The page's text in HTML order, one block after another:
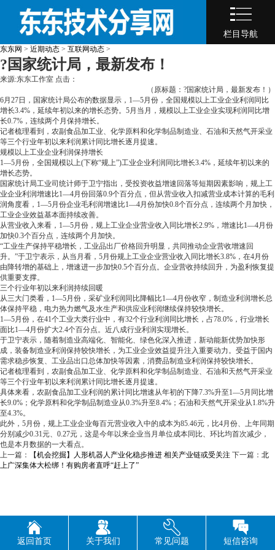
栏目导航
东东网 > 近期动态 > 互联网动态 >
?国家统计局，最新发布！
来源:东东工作室 点击：
（原标题：?国家统计局，最新发布！）
6月27日，国家统计局公布的数据显示，1—5月份，全国规模以上工业企业利润同比
增长3.4%，延续年初以来的增长态势。5月当月，规模以上工业企业实现利润同比增
长0.7%，连续两个月保持增长。
记者梳理看到，农副食品加工业、化学原料和化学制品制造业、石油和天然气开采业
等三个行业年初以来利润累计同比增长逐月提速。
规模以上工业企业利润保持增长
1—5月份，全国规模以上(下称“规上”)工业企业利润同比增长3.4%，延续年初以来的
增长态势。
国家统计局工业司统计师于卫宁指出，受投资收益增速回落等短期因素影响，规上工
业企业利润增速比1—4月份回落0.9个百分点，但从营业收入扣减营业成本计算的毛利
润角度看，1—5月份企业毛利润增速比1—4月份加快0.8个百分点，连续两个月加快，
工业企业效益基本面持续改善。
从营业收入来看，1—5月份，规上工业企业营业收入同比增长2.9%，增速比1—4月份
加快0.3个百分点，连续两个月加快。
“工业生产保持平稳增长，工业品出厂价格回升明显，共同推动企业营收增速回
升。”于卫宁表示，从当月看，5月份规上工业企业营业收入同比增长3.8%，在4月份
由降转增的基础上，增速进一步加快0.5个百分点。企业营收持续回升，为盈利恢复提
供重要支撑。
三个行业年初以来利润持续回暖
从三大门类看，1—5月份，采矿业利润同比降幅比1—4月份收窄，制造业利润增长总
体保持平稳，电力热力燃气及水生产和供应业利润继续保持较快增长。
1—5月份，在41个工业大类行业中，有32个行业利润同比增长，占78.0%，行业增长
面比1—4月份扩大2.4个百分点。近八成行业利润实现增长。
于卫宁表示，随着制造业高端化、智能化、绿色化深入推进，新动能新优势加快形
成，装备制造业利润保持较快增长，为工业企业效益提升注入重要动力。受益于国内
需求稳步恢复、工业品出口总体加快等因素，消费品制造业利润保持较快增长。
记者梳理看到，农副食品加工业、化学原料和化学制品制造业、石油和天然气开采业
等三个行业年初以来利润累计同比增长逐月提速。
具体来看，农副食品加工业利润的累计同比增速从年初的下降7.3%升至1—5月同比增
长9.0%；化学原料和化学制品制造业从0.3%升至8.4%；石油和天然气开采业从1.8%升
至4.3%。
此外，5月份，规上工业企业每百元营业收入中的成本为85.46元，比4月份、上年同期
分别减少0.31元、0.27元，这是今年以来企业当月单位成本同比、环比均首次减少，
也是本月数据的一大看点。
上一篇：
【机会挖掘】人形机器人产业化稳步推进 相关产业链或受关注 下一篇： 北
上广深集体大松绑！有购房者直呼“赶上了”
返回首页 关于我们 常见问题 短信咨询